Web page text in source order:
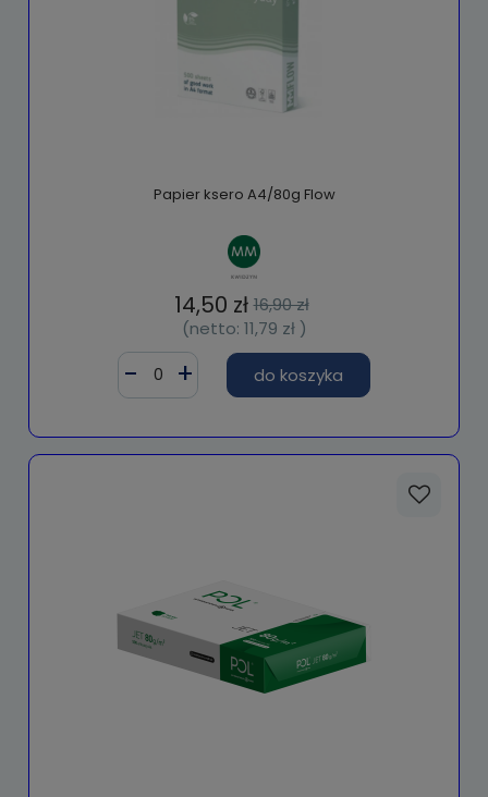
Papier ksero A4/80g Flow
14,50 zł 16,90 zł
(netto: 11,79 zł )
do koszyka